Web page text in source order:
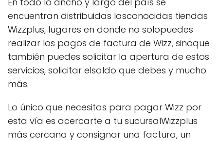
encuentran distribuidas lasconocidas tiendas
Wizzplus, lugares en donde no solopuedes
realizar los pagos de factura de Wizz, sinoque
también puedes solicitar la apertura de estos
servicios, solicitar elsaldo que debes y mucho
más.
Lo único que necesitas para pagar Wizz por
esta vía es acercarte a tu sucursalWizzplus
más cercana y consignar una factura, un